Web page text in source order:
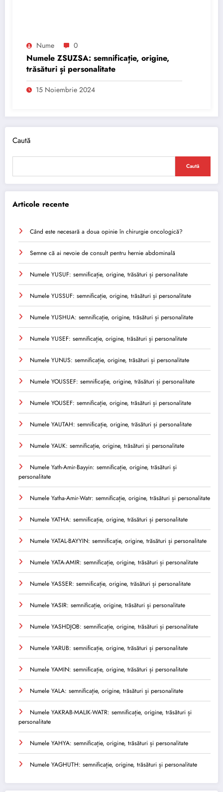
Nume 0
Numele ZSUZSA: semnificație, origine,
trăsături și personalitate
15 Noiembrie 2024
Caută
Caută
Articole recente
Când este necesară a doua opinie în chirurgie oncologică?
Semne că ai nevoie de consult pentru hernie abdominală
Numele YUSUF: semnificație, origine, trăsături și personalitate
Numele YUSSUF: semnificație, origine, trăsături și personalitate
Numele YUSHUA: semnificație, origine, trăsături și personalitate
Numele YUSEF: semnificație, origine, trăsături și personalitate
Numele YUNUS: semnificație, origine, trăsături și personalitate
Numele YOUSSEF: semnificație, origine, trăsături și personalitate
Numele YOUSEF: semnificație, origine, trăsături și personalitate
Numele YAUTAH: semnificație, origine, trăsături și personalitate
Numele YAUK: semnificație, origine, trăsături și personalitate
Numele Yath-Amir-Bayyin: semnificație, origine, trăsături și
personalitate
Numele Yatha-Amir-Watr: semnificație, origine, trăsături și personalitate
Numele YATHA: semnificație, origine, trăsături și personalitate
Numele YATAL-BAYYIN: semnificație, origine, trăsături și personalitate
Numele YATA-AMIR: semnificație, origine, trăsături și personalitate
Numele YASSER: semnificație, origine, trăsături și personalitate
Numele YASIR: semnificație, origine, trăsături și personalitate
Numele YASHDJOB: semnificație, origine, trăsături și personalitate
Numele YARUB: semnificație, origine, trăsături și personalitate
Numele YAMIN: semnificație, origine, trăsături și personalitate
Numele YALA: semnificație, origine, trăsături și personalitate
Numele YAKRAB-MALIK-WATR: semnificație, origine, trăsături și
personalitate
Numele YAHYA: semnificație, origine, trăsături și personalitate
Numele YAGHUTH: semnificație, origine, trăsături și personalitate